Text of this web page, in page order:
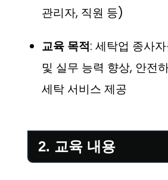
관리자, 직원 등)
교육 목적: 세탁업 종사
및 실무 능력 향상, 안전
세탁 서비스 제공
2. 교육 내용